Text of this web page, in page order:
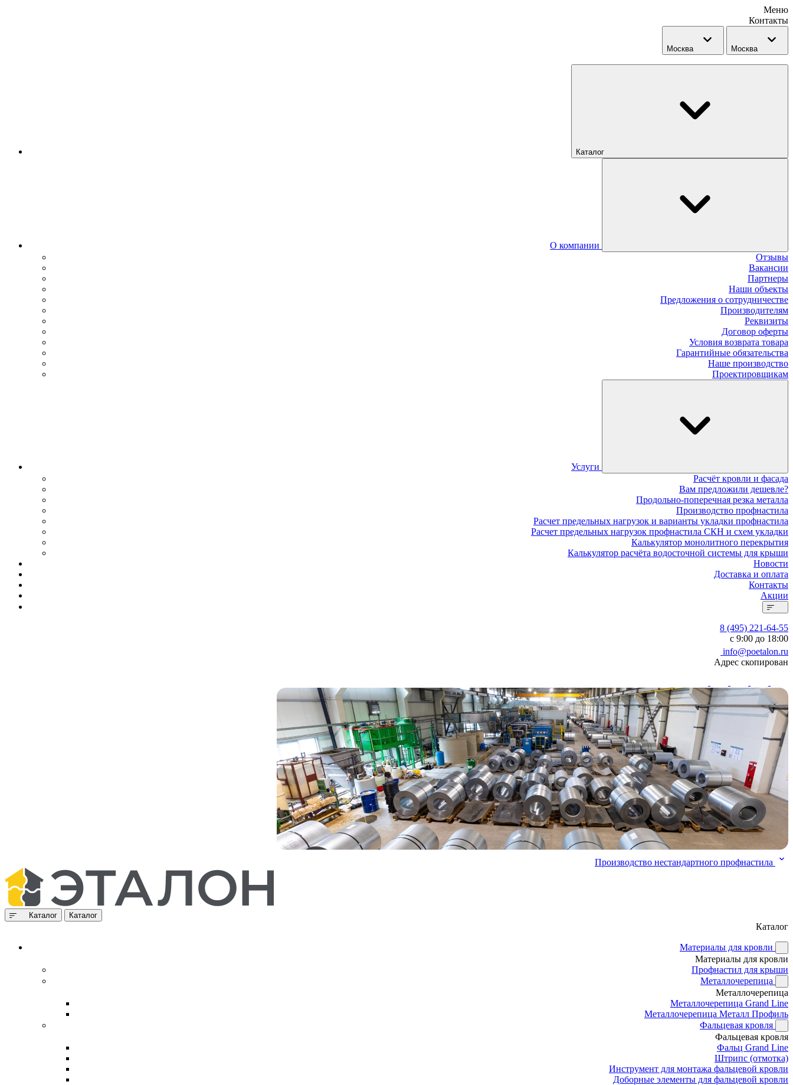
Меню
Контакты
Москва Москва
Каталог
О компании
Отзывы
Вакансии
Партнеры
Наши объекты
Предложения о сотрудничестве
Производителям
Реквизиты
Договор оферты
Условия возврата товара
Гарантийные обязательства
Наше производство
Проектировщикам
Услуги
Расчёт кровли и фасада
Вам предложили дешевле?
Продольно-поперечная резка металла
Производство профнастила
Расчет предельных нагрузок и варианты укладки профнастила
Расчет предельных нагрузок профнастила СКН и схем укладки
Калькулятор монолитного перекрытия
Калькулятор расчёта водосточной системы для крыши
Новости
Доставка и оплата
Контакты
Акции
8 (495) 221-64-55
с 9:00 до 18:00
info@poetalon.ru
Адрес скопирован
Производство нестандартного профнастила
Каталог Каталог
Каталог
Материалы для кровли
Материалы для кровли
Профнастил для крыши
Металлочерепица
Металлочерепица
Металлочерепица Grand Line
Металлочерепица Металл Профиль
Фальцевая кровля
Фальцевая кровля
Фальц Grand Line
Штрипс (отмотка)
Инструмент для монтажа фальцевой кровли
Доборные элементы для фальцевой кровли